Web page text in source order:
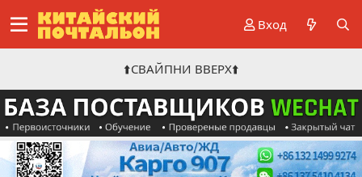
Вход
⬆️СВАЙПНИ ВВЕРХ⬆️